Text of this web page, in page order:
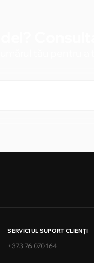
SERVICIUL SUPORT CLIENŢI
+373 76 070 164